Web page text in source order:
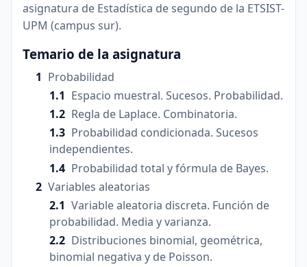
asignatura de Estadística de segundo de la ETSIST-
UPM (campus sur).
Temario de la asignatura
Probabilidad
Espacio muestral. Sucesos. Probabilidad.
Regla de Laplace. Combinatoria.
Probabilidad condicionada. Sucesos
independientes.
Probabilidad total y fórmula de Bayes.
Variables aleatorias
Variable aleatoria discreta. Función de
probabilidad. Media y varianza.
Distribuciones binomial, geométrica,
binomial negativa y de Poisson.